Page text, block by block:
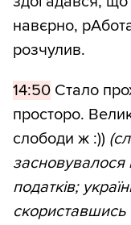
навєрно,
розчулив.
14:50 Стало
просторо.
слободи ж :))
засновувалося
податків;